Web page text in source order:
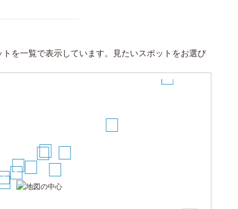
を一覧で表示しています。見たいスポットをお選び
1
2
4
5
9